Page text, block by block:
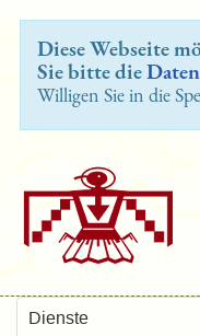
Diese Webseite
Sie bitte die
Willigen Sie in die
Dienste